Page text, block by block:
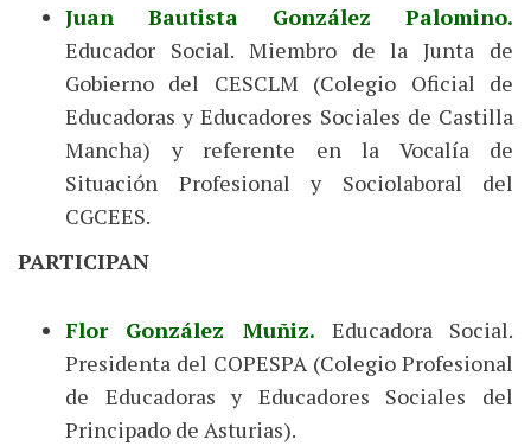
Juan Bautista González Palomino.
Educador Social. Miembro de la Junta de
Gobierno del CESCLM (Colegio Oficial de
Educadoras y Educadores Sociales de Castilla
Mancha) y referente en la Vocalía de
Situación Profesional y Sociolaboral del
CGCEES.
PARTICIPAN
Flor González Muñiz. Educadora Social.
Presidenta del COPESPA (Colegio Profesional
de Educadoras y Educadores Sociales del
Principado de Asturias).